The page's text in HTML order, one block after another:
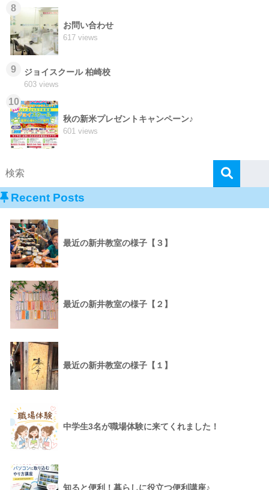
8
お問い合わせ
617 views
9 ジョイスクール 柏崎校
603 views
10
秋の新米プレゼントキャンペーン♪
601 views
Recent Posts
最近の新井教室の様子【３】
最近の新井教室の様子【２】
最近の新井教室の様子【１】
中学生3名が職場体験に来てくれました！
知ると便利！暮らしに役立つ便利講座♪